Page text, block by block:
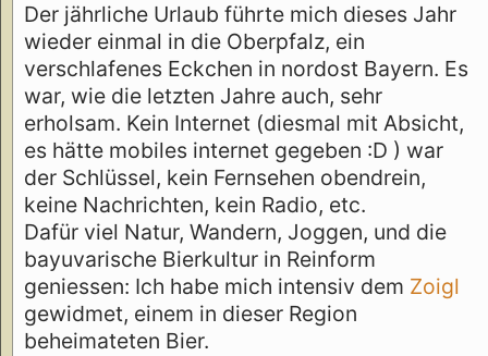
Der jährliche Urlaub führte mich dieses Jahr
wieder einmal in die Oberpfalz, ein
verschlafenes Eckchen in nordost Bayern. Es
war, wie die letzten Jahre auch, sehr
erholsam. Kein Internet (diesmal mit Absicht,
es hätte mobiles internet gegeben :D ) war
der Schlüssel, kein Fernsehen obendrein,
keine Nachrichten, kein Radio, etc.
Dafür viel Natur, Wandern, Joggen, und die
bayuvarische Bierkultur in Reinform
geniessen: Ich habe mich intensiv dem Zoigl
gewidmet, einem in dieser Region
beheimateten Bier.